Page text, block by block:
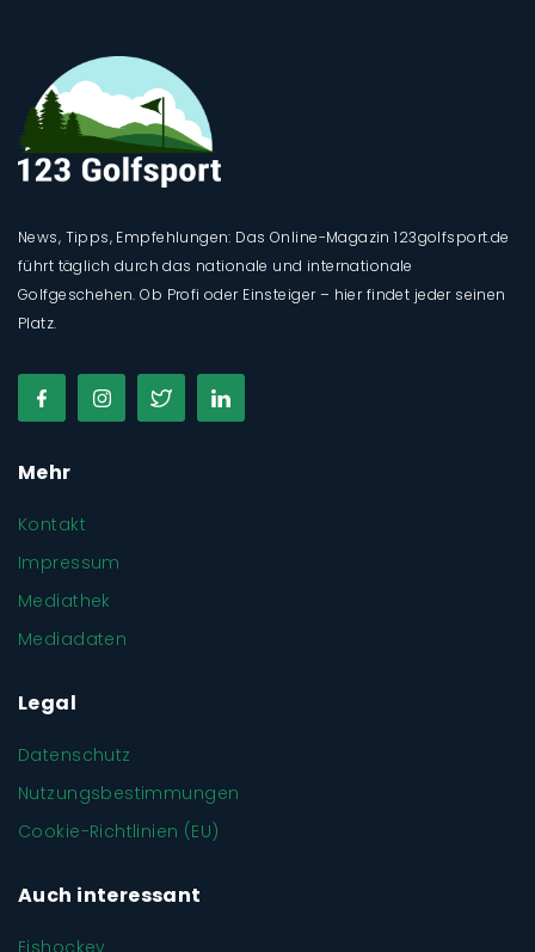
News, Tipps, Empfehlungen: Das Online-Magazin 123golfsport.de
führt täglich durch das nationale und internationale
Golfgeschehen. Ob Profi oder Einsteiger – hier findet jeder seinen
Platz.
Mehr
Kontakt
Impressum
Mediathek
Mediadaten
Legal
Datenschutz
Nutzungsbestimmungen
Cookie-Richtlinien (EU)
Auch interessant
Eishockey